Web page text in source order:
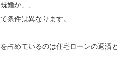
婚か」、
条件は異なります。
占めているのは住宅ローンの返済と